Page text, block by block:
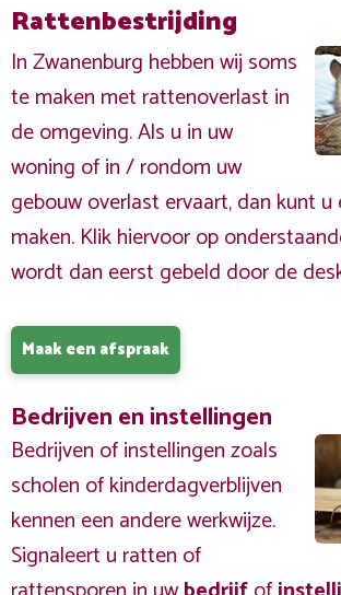
Rattenbestrijding
In Zwanenburg hebben wij soms
te maken met rattenoverlast in
de omgeving. Als u in uw
woning of in / rondom uw
gebouw overlast ervaart, dan kunt u
maken. Klik hiervoor op
wordt dan eerst gebeld door de
Maak een afspraak
Bedrijven en instellingen
Bedrijven of instellingen zoals
scholen of kinderdagverblijven
kennen een andere werkwijze.
Signaleert u ratten of